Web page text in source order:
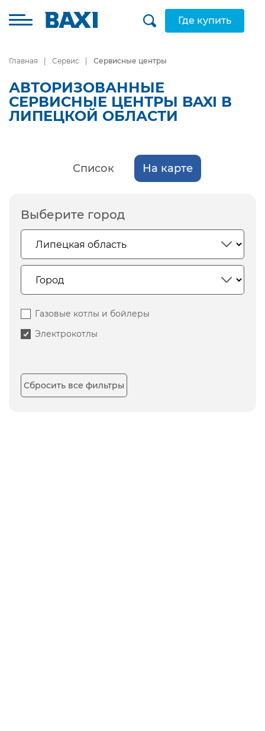
Где купить
Главная Сервис Сервисные центры
АВТОРИЗОВАННЫЕ
СЕРВИСНЫЕ ЦЕНТРЫ BAXI В
ЛИПЕЦКОЙ ОБЛАСТИ
Список На карте
Выберите город
Газовые котлы и бойлеры
Электрокотлы
Сбросить все фильтры